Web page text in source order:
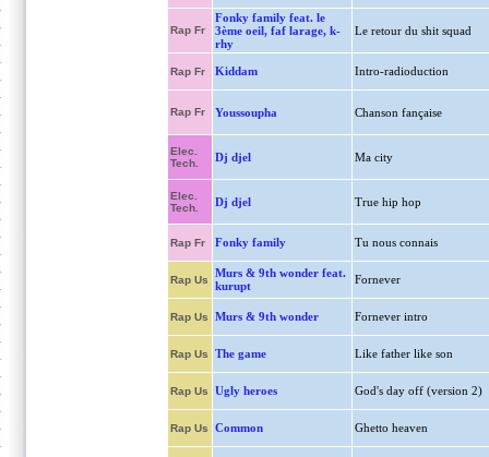
Rap Fr
Fonky family feat. le
3ème oeil, faf larage, k-
rhy
Le retour du shit squad
Rap Fr Kiddam Intro-radioduction
Rap Fr Youssoupha Chanson fançaise
Elec.
Tech.
Dj djel Ma city
Elec.
Tech.
Dj djel True hip hop
Rap Fr Fonky family Tu nous connais
Rap Us
Murs & 9th wonder feat.
kurupt
Fornever
Rap Us Murs & 9th wonder Fornever intro
Rap Us The game Like father like son
Rap Us Ugly heroes God's day off (version 2)
Rap Us Common Ghetto heaven